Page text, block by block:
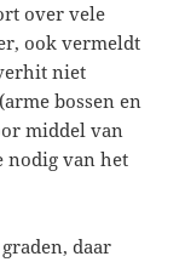
over vele
ook vermeldt
niet
bossen en
middel van
nodig van het
daar